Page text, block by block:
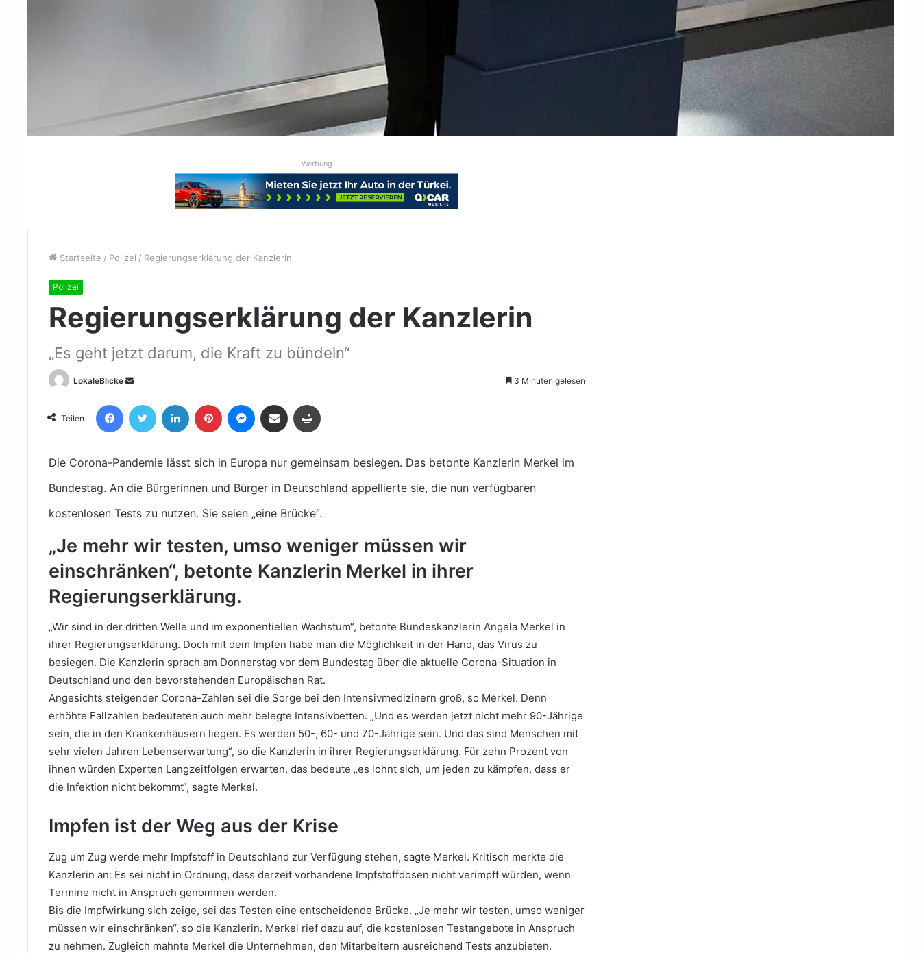
Werbung
Startseite / Polizei / Regierungserklärung der Kanzlerin
Polizei
Regierungserklärung der Kanzlerin
„Es geht jetzt darum, die Kraft zu bündeln“
LokaleBlicke
Sende
eine
E-
3 Minuten gelesen
Teilen
FacebookTwitter LinkedIn Pinterest Messenger
Teile per E-Mail
Die Corona-Pandemie lässt sich in Europa nur gemeinsam besiegen. Das betonte Kanzlerin Merkel im
Bundestag. An die Bürgerinnen und Bürger in Deutschland appellierte sie, die nun verfügbaren
kostenlosen Tests zu nutzen. Sie seien „eine Brücke“.
„Je mehr wir testen, umso weniger müssen wir
einschränken“, betonte Kanzlerin Merkel in ihrer
Regierungserklärung.
„Wir sind in der dritten Welle und im exponentiellen Wachstum“, betonte Bundeskanzlerin Angela Merkel in
ihrer Regierungserklärung. Doch mit dem Impfen habe man die Möglichkeit in der Hand, das Virus zu
besiegen. Die Kanzlerin sprach am Donnerstag vor dem Bundestag über die aktuelle Corona-Situation in
Deutschland und den bevorstehenden Europäischen Rat.
Angesichts steigender Corona-Zahlen sei die Sorge bei den Intensivmedizinern groß, so Merkel. Denn
erhöhte Fallzahlen bedeuteten auch mehr belegte Intensivbetten. „Und es werden jetzt nicht mehr 90-Jährige
sein, die in den Krankenhäusern liegen. Es werden 50-, 60- und 70-Jährige sein. Und das sind Menschen mit
sehr vielen Jahren Lebenserwartung“, so die Kanzlerin in ihrer Regierungserklärung. Für zehn Prozent von
ihnen würden Experten Langzeitfolgen erwarten, das bedeute „es lohnt sich, um jeden zu kämpfen, dass er
die Infektion nicht bekommt“, sagte Merkel.
Impfen ist der Weg aus der Krise
Zug um Zug werde mehr Impfstoff in Deutschland zur Verfügung stehen, sagte Merkel. Kritisch merkte die
Kanzlerin an: Es sei nicht in Ordnung, dass derzeit vorhandene Impfstoffdosen nicht verimpft würden, wenn
Termine nicht in Anspruch genommen werden.
Bis die Impfwirkung sich zeige, sei das Testen eine entscheidende Brücke. „Je mehr wir testen, umso weniger
müssen wir einschränken“, so die Kanzlerin. Merkel rief dazu auf, die kostenlosen Testangebote in Anspruch
zu nehmen. Zugleich mahnte Merkel die Unternehmen, den Mitarbeitern ausreichend Tests anzubieten.